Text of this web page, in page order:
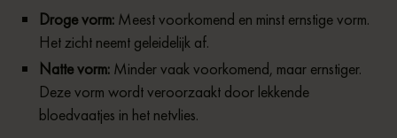
Droge vorm: Meest voorkomend en minst ernstige vorm.
Het zicht neemt geleidelijk af.
Natte vorm: Minder vaak voorkomend, maar ernstiger.
Deze vorm wordt veroorzaakt door lekkende
bloedvaatjes in het netvlies.